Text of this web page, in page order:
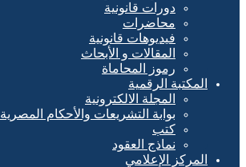
دورات قانونية
محاضرات
فيديوهات قانونية
المقالات و الأبحاث
رموز المحاماة
المكتبة الرقمية
المجلة الالكترونية
بوابة التشريعات والأحكام المصرية
كتب
نماذج العقود
المركز الإعلامي